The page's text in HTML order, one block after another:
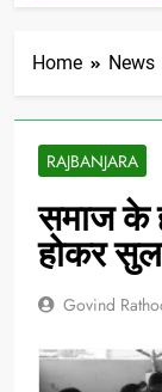
Home News
RAJBANJARA
समाज के
होकर
Govind